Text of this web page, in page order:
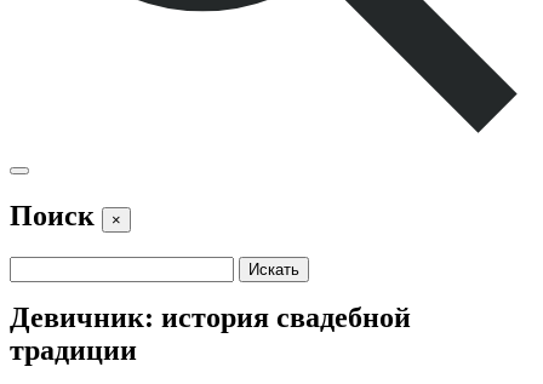
Поиск ×
Девичник: история свадебной
традиции